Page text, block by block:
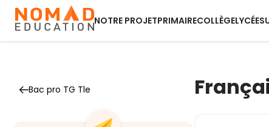
NOTRE PROJETPRIMAIRECOLLÈGELYCÉE
Bac pro TG Tle